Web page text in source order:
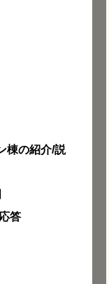
棟の紹介/説
答